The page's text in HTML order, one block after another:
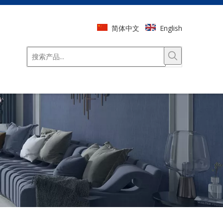
简体中文 English